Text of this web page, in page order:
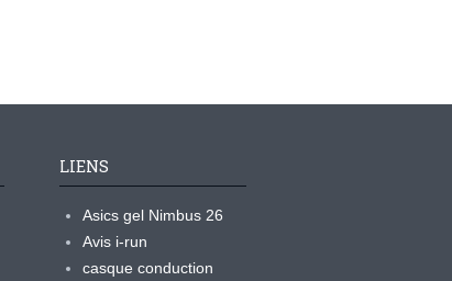
LIENS
Asics gel Nimbus 26
Avis i-run
casque conduction